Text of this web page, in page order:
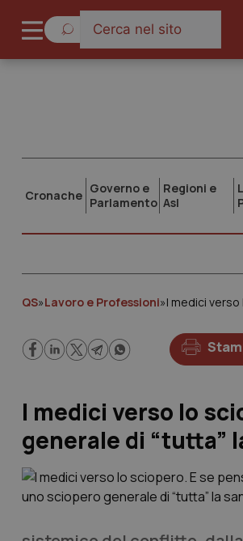
Cronache Governo e
Parlamento
Regioni e
Asl
QS»Lavoro e Professioni»I medici
I medici verso lo
generale di “tutta”